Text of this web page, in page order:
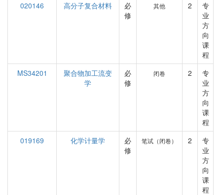
020146
高分子复合材料
必
修
其他 2
专
业
方
向
课
程
MS34201
聚合物加工流变
学
必
修
闭卷 2
专
业
方
向
课
程
019169
化学计量学
必
修
笔试（闭卷） 2
专
业
方
向
课
程